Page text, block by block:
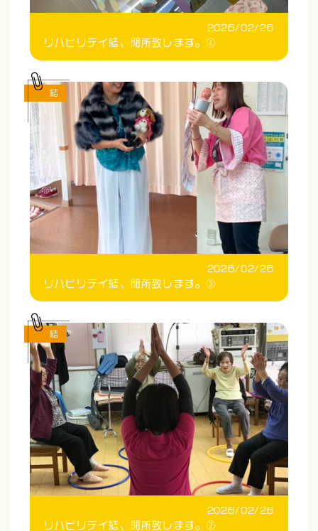
2026/02/26
リハビリデイ結、閉所致します。④
2026/02/26
リハビリデイ結、閉所致します。③
結
2026/02/26
リハビリデイ結、閉所致します。②
結